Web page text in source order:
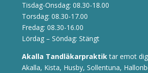
Tisdag-Onsdag: 08.30-18.00
Torsdag: 08.30-17.00
Fredag: 08.30-16.00
Lördag – Söndag: Stängt
Akalla Tandläkarpraktiktar emot
Akalla, Kista, Husby, Sollentuna,